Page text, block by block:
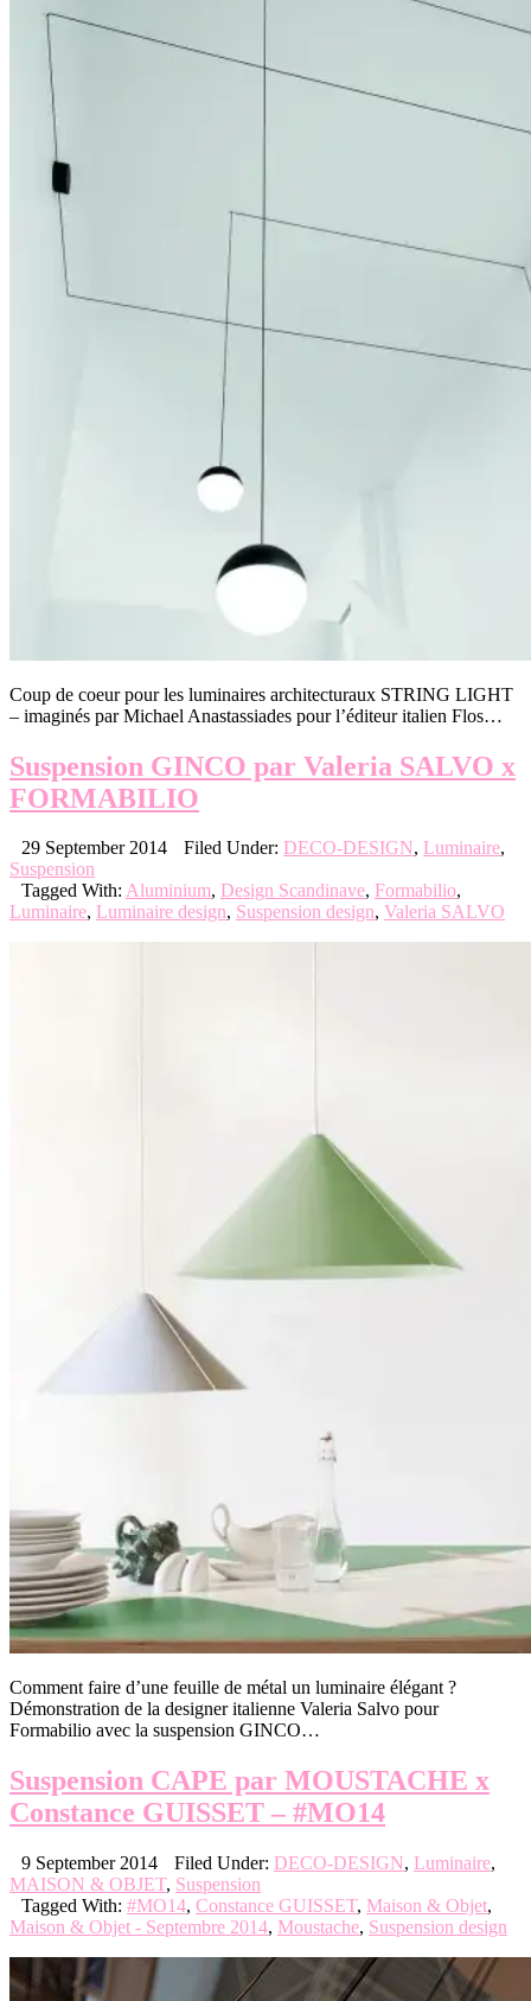
Coup de coeur pour les luminaires architecturaux STRING LIGHT
– imaginés par Michael Anastassiades pour l’éditeur italien Flos…
Suspension GINCO par Valeria SALVO x
FORMABILIO
29 September 2014 Filed Under: DECO-DESIGN, Luminaire,
Suspension
Tagged With: Aluminium, Design Scandinave, Formabilio,
Luminaire, Luminaire design, Suspension design, Valeria SALVO
Comment faire d’une feuille de métal un luminaire élégant ?
Démonstration de la designer italienne Valeria Salvo pour
Formabilio avec la suspension GINCO…
Suspension CAPE par MOUSTACHE x
Constance GUISSET – #MO14
9 September 2014 Filed Under: DECO-DESIGN, Luminaire,
MAISON & OBJET, Suspension
Tagged With: #MO14, Constance GUISSET, Maison & Objet,
Maison & Objet - Septembre 2014, Moustache, Suspension design